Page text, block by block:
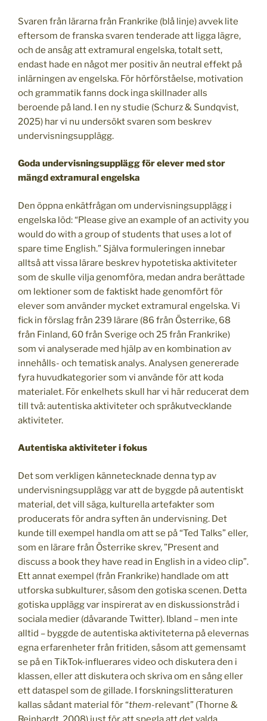
Svaren från lärarna från Frankrike (blå linje) avvek lite
eftersom de franska svaren tenderade att ligga lägre,
och de ansåg att extramural engelska, totalt sett,
endast hade en något mer positiv än neutral effekt på
inlärningen av engelska. För hörförståelse, motivation
och grammatik fanns dock inga skillnader alls
beroende på land. I en ny studie (Schurz & Sundqvist,
2025) har vi nu undersökt svaren som beskrev
undervisningsupplägg.
Goda undervisningsupplägg för elever med stor
mängd extramural engelska
Den öppna enkätfrågan om undervisningsupplägg i
engelska löd: “Please give an example of an activity you
would do with a group of students that uses a lot of
spare time English.” Själva formuleringen innebar
alltså att vissa lärare beskrev hypotetiska aktiviteter
som de skulle vilja genomföra, medan andra berättade
om lektioner som de faktiskt hade genomfört för
elever som använder mycket extramural engelska. Vi
fick in förslag från 239 lärare (86 från Österrike, 68
från Finland, 60 från Sverige och 25 från Frankrike)
som vi analyserade med hjälp av en kombination av
innehålls- och tematisk analys. Analysen genererade
fyra huvudkategorier som vi använde för att koda
materialet. För enkelhets skull har vi här reducerat dem
till två: autentiska aktiviteter och språkutvecklande
aktiviteter.
Autentiska aktiviteter i fokus
Det som verkligen kännetecknade denna typ av
undervisningsupplägg var att de byggde på autentiskt
material, det vill säga, kulturella artefakter som
producerats för andra syften än undervisning. Det
kunde till exempel handla om att se på “Ted Talks” eller,
som en lärare från Österrike skrev, ”Present and
discuss a book they have read in English in a video clip”.
Ett annat exempel (från Frankrike) handlade om att
utforska subkulturer, såsom den gotiska scenen. Detta
gotiska upplägg var inspirerat av en diskussionstråd i
sociala medier (dåvarande Twitter). Ibland – men inte
alltid – byggde de autentiska aktiviteterna på elevernas
egna erfarenheter från fritiden, såsom att gemensamt
se på en TikTok-influerares video och diskutera den i
klassen, eller att diskutera och skriva om en sång eller
ett dataspel som de gillade. I forskningslitteraturen
kallas sådant material för “them-relevant” (Thorne &